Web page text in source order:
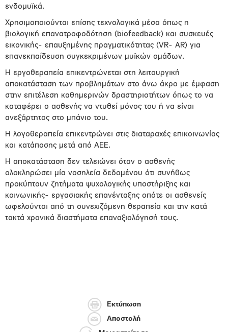
ενδομυϊκά.
Χρησιμοποιούνται επίσης τεχνολογικά μέσα όπως η
βιολογική επανατροφοδότηση (biofeedback) και συσκευές
εικονικής- επαυξημένης πραγματικότητας (VR- AR) για
επανεκπαίδευση συγκεκριμένων μυϊκών ομάδων.
Η εργοθεραπεία επικεντρώνεται στη λειτουργική
αποκατάσταση των προβλημάτων στο άνω άκρο με έμφαση
στην επιτέλεση καθημερινών δραστηριοτήτων όπως το να
καταφέρει ο ασθενής να ντυθεί μόνος του ή να είναι
ανεξάρτητος στο μπάνιο του.
Η λογοθεραπεία επικεντρώνει στις διαταραχές επικοινωνίας
και κατάποσης μετά από ΑΕΕ.
Η αποκατάσταση δεν τελειώνει όταν ο ασθενής
ολοκληρώσει μία νοσηλεία δεδομένου ότι συνήθως
προκύπτουν ζητήματα ψυχολογικής υποστήριξης και
κοινωνικής- εργασιακής επανένταξης οπότε οι ασθενείς
ωφελούνται από τη συνεχιζόμενη θεραπεία και την κατά
τακτά χρονικά διαστήματα επαναξιολόγησή τους.
Εκτύπωση
Αποστολή